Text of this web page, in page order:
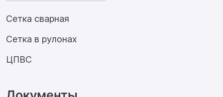
Сетка сварная
Сетка в рулонах
ЦПВС